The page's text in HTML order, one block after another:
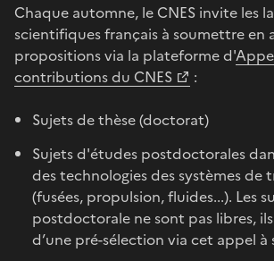
Chaque automne, le CNES invite les
scientifiques français à soumettre en
propositions via la plateforme d'
contributions du CNES
:
Sujets de thèse (doctorat)
Sujets d'études postdoctorales
des technologies des systèmes de
(fusées, propulsion, fluides...). Les
postdoctorale ne sont pas libres,
d’une pré-sélection via cet appel à